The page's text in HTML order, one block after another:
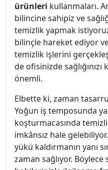
ürünleri kullanmaları.
bilincine sahipiz ve
temizlik yapmak
bilinçle hareket ediyor
temizlik işlerini
de ofisinizde
önemli.
Elbette ki, zaman
Yoğun iş temposunda
koşturmacasında
imkânsız hale
yükü kaldırmanın yanı
zaman sağlıyor.